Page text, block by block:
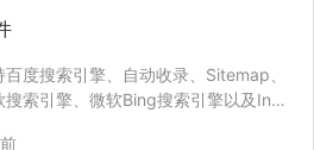
百度搜索引擎、自动收录、Sitemap、
搜索引擎、微软Bing搜索引擎以及Inde